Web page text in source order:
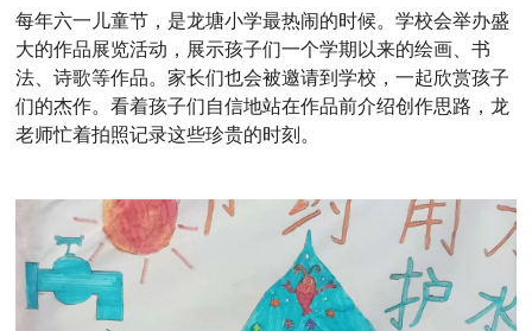
每年六一儿童节，是龙塘小学最热闹的时候。学校会举办盛
大的作品展览活动，展示孩子们一个学期以来的绘画、书
法、诗歌等作品。家长们也会被邀请到学校，一起欣赏孩子
们的杰作。看着孩子们自信地站在作品前介绍创作思路，龙
老师忙着拍照记录这些珍贵的时刻。